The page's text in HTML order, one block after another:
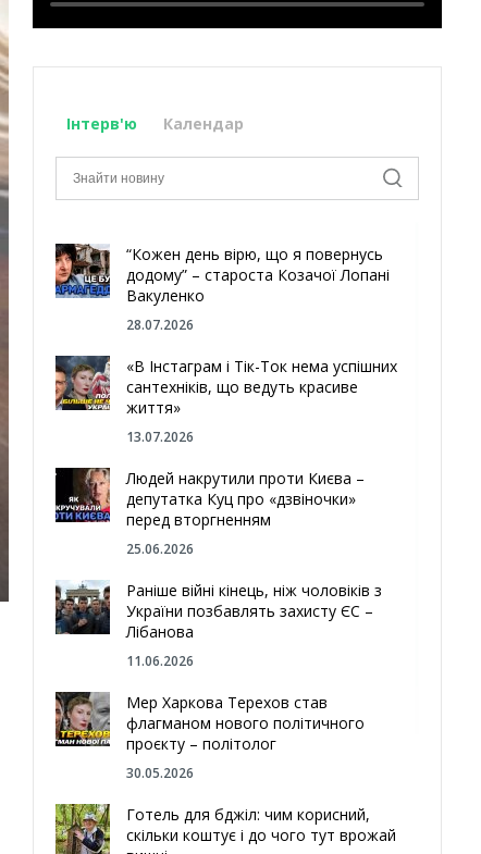
Інтерв'ю Календар
“Кожен день вірю, що я повернусь
додому” – староста Козачої Лопані
Вакуленко
28.07.2026
«В Інстаграм і Тік-Ток нема успішних
сантехніків, що ведуть красиве
життя»
13.07.2026
Людей накрутили проти Києва –
депутатка Куц про «дзвіночки»
перед вторгненням
25.06.2026
Раніше війні кінець, ніж чоловіків з
України позбавлять захисту ЄС –
Лібанова
11.06.2026
Мер Харкова Терехов став
флагманом нового політичного
проєкту – політолог
30.05.2026
Готель для бджіл: чим корисний,
скільки коштує і до чого тут врожай